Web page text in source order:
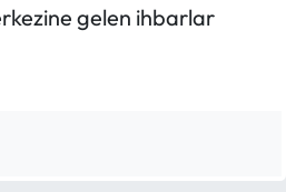
gelen ihbarlar